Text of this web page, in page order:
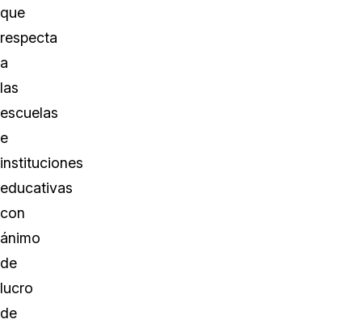
que
respecta
a
las
escuelas
e
instituciones
educativas
con
ánimo
de
lucro
de